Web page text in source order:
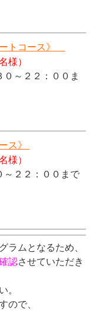
トコース》
様）
０～２２：００ま
ス》
様）
～２２：００まで
ラムとなるため、
認させていただき
。
ので、